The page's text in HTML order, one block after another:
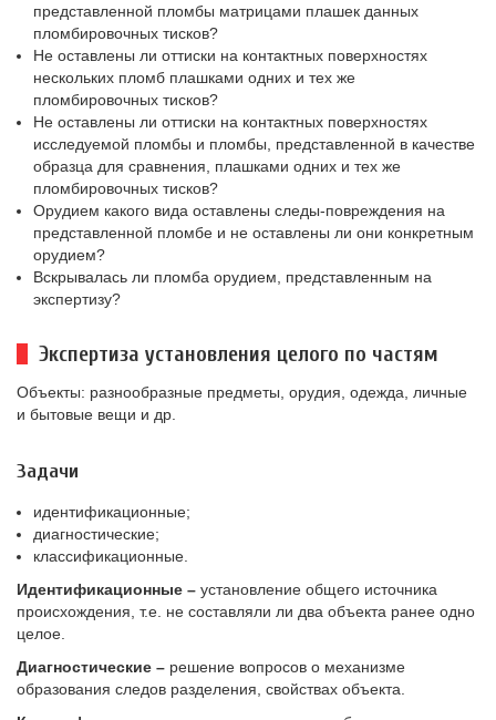
представленной пломбы матрицами плашек данных
пломбировочных тисков?
Не оставлены ли оттиски на контактных поверхностях
нескольких пломб плашками одних и тех же
пломбировочных тисков?
Не оставлены ли оттиски на контактных поверхностях
исследуемой пломбы и пломбы, представленной в качестве
образца для сравнения, плашками одних и тех же
пломбировочных тисков?
Орудием какого вида оставлены следы-повреждения на
представленной пломбе и не оставлены ли они конкретным
орудием?
Вскрывалась ли пломба орудием, представленным на
экспертизу?
Экспертиза установления целого по частям
Объекты: разнообразные предметы, орудия, одежда, личные
и бытовые вещи и др.
Задачи
идентификационные;
диагностические;
классификационные.
Идентификационные – установление общего источника
происхождения, т.е. не составляли ли два объекта ранее одно
целое.
Диагностические – решение вопросов о механизме
образования следов разделения, свойствах объекта.